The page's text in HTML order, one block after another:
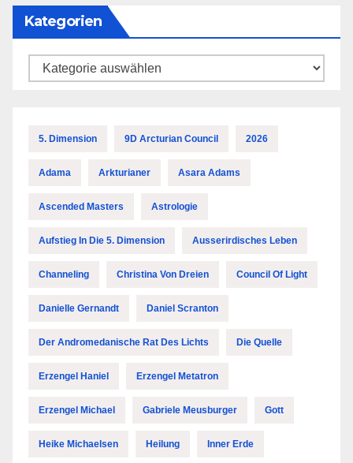
Kategorien
Kategorien
5. Dimension 9D Arcturian Council 2026
Adama Arkturianer Asara Adams
Ascended Masters Astrologie
Aufstieg In Die 5. Dimension Ausserirdisches Leben
Channeling Christina Von Dreien Council Of Light
Danielle Gernandt Daniel Scranton
Der Andromedanische Rat Des Lichts Die Quelle
Erzengel Haniel Erzengel Metatron
Erzengel Michael Gabriele Meusburger Gott
Heike Michaelsen Heilung Inner Erde